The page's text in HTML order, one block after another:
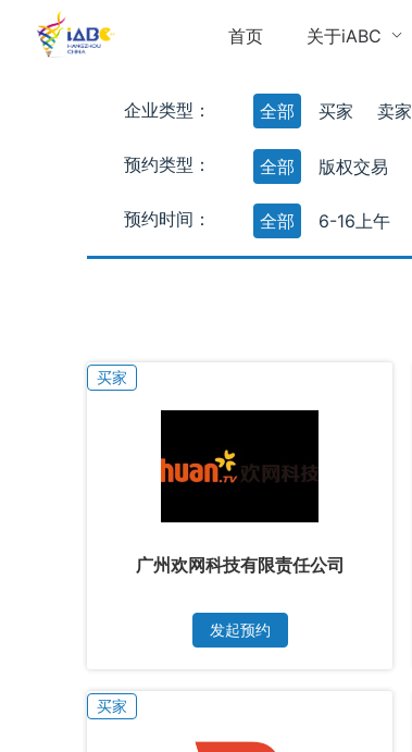
首页 关于iABC
企业类型： 全部 买家 卖家
预约类型： 全部 版权交易
预约时间： 全部 6-16上午
买家
广州欢网科技有限责任公司
发起预约
买家